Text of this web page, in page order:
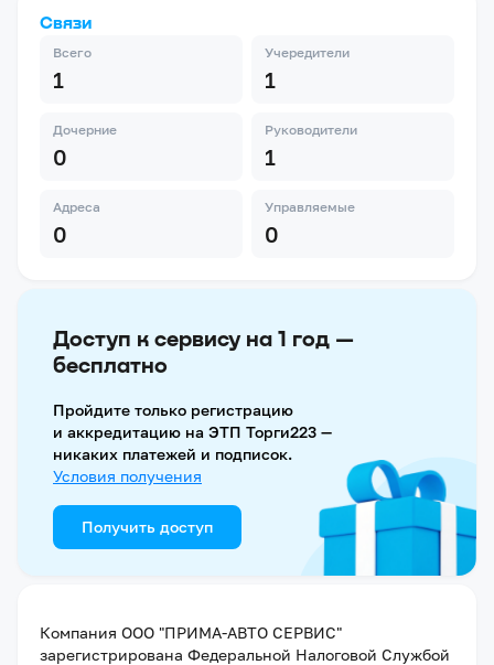
Связи
Всего
1
Учередители
1
Дочерние
0
Руководители
1
Адреса
0
Управляемые
0
Доступ к сервису на 1 год —
бесплатно
Пройдите только регистрацию
и аккредитацию на ЭТП Торги223 —
никаких платежей и подписок.
Условия получения
Получить доступ
Компания ООО "ПРИМА-АВТО СЕРВИС"
зарегистрирована Федеральной Налоговой Службой